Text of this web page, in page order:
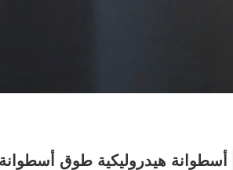
أسطوانة هيدروليكية طوق